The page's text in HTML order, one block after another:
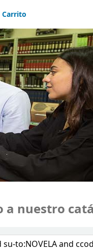
Carrito
nuestro